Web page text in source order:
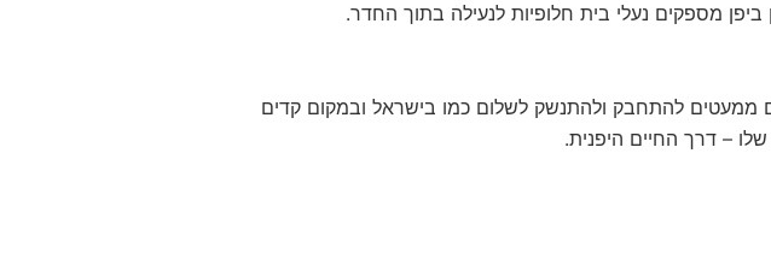
מספקים נעלי בית חלופיות לנעילה בתוך החדר.
ממעטים להתחבק ולהתנשק לשלום כמו בישראל ובמקום קדים
– דרך החיים היפנית.